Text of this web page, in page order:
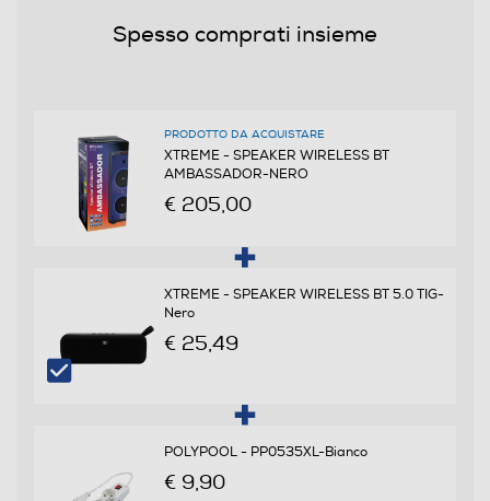
Spesso comprati insieme
PRODOTTO DA ACQUISTARE
XTREME - SPEAKER WIRELESS BT
AMBASSADOR-NERO
€ 205,00
XTREME - SPEAKER WIRELESS BT 5.0 TIG-
Nero
€ 25,49
POLYPOOL - PP0535XL-Bianco
€ 9,90